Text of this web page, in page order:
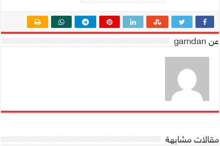
عن gamdan
مقالات مشابهة